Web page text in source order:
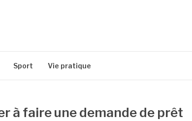
Sport Vie pratique
à faire une demande de prêt